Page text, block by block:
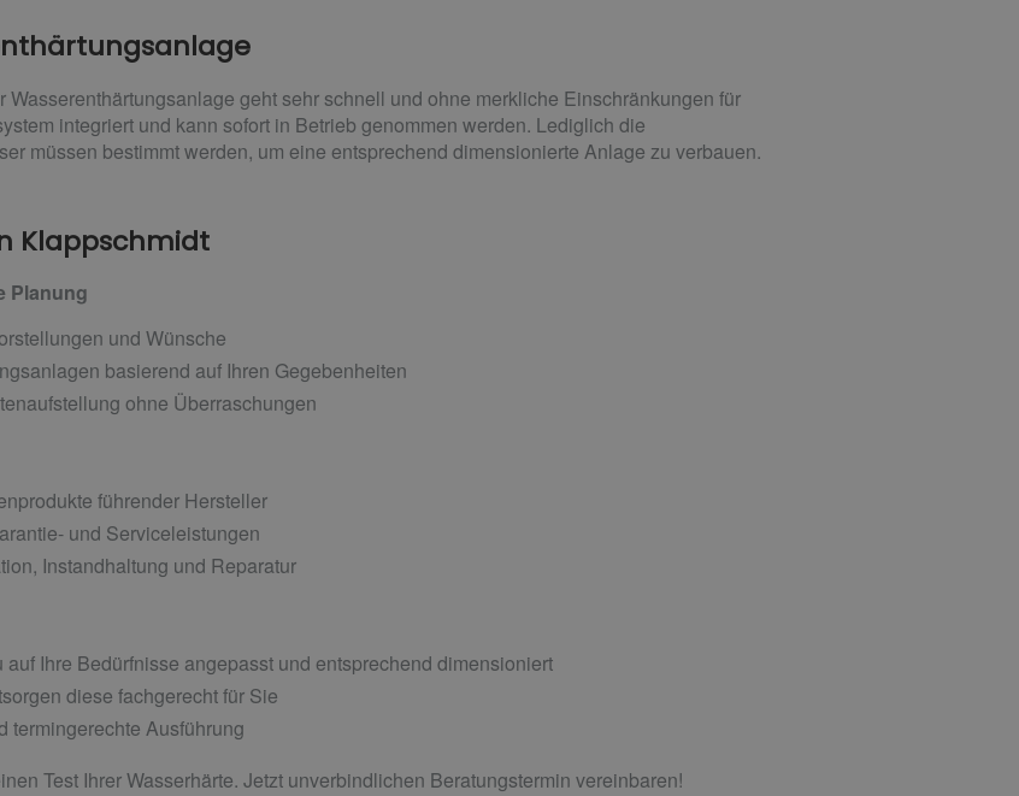
geht sehr schnell und ohne merkliche Einschränkungen für
integriert und kann sofort in Betrieb genommen werden. Lediglich die
müssen bestimmt werden, um eine entsprechend dimensionierte Anlage zu verbauen.
Klappschmidt
Planung
und Wünsche
basierend auf Ihren Gegebenheiten
ohne Überraschungen
führender Hersteller
und Serviceleistungen
Instandhaltung und Reparatur
Ihre Bedürfnisse angepasst und entsprechend dimensioniert
diese fachgerecht für Sie
termingerechte Ausführung
Test Ihrer Wasserhärte. Jetzt unverbindlichen Beratungstermin vereinbaren!